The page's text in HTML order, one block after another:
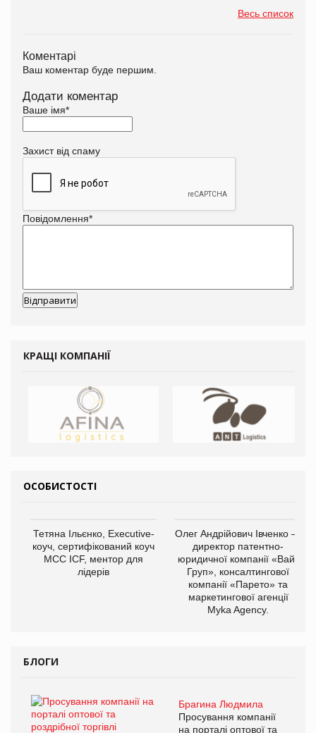
Весь список
Коментарі
Ваш коментар буде першим.
Додати коментар
Ваше імя*
Захист від спаму
Повідомлення*
КРАЩІ КОМПАНІЇ
ОСОБИСТОСТІ
Тетяна Ільєнко, Executive-
коуч, сертифікований коуч
МСС ICF, ментор для
лідерів
Олег Андрійович Івченко —
директор патентно-
юридичної компанії «Вайз
Груп», консалтингової
компанії «Парето» та
маркетингової агенції
Myka Agency.
БЛОГИ
Брагина Людмила
Просування компанії
на порталі оптової та